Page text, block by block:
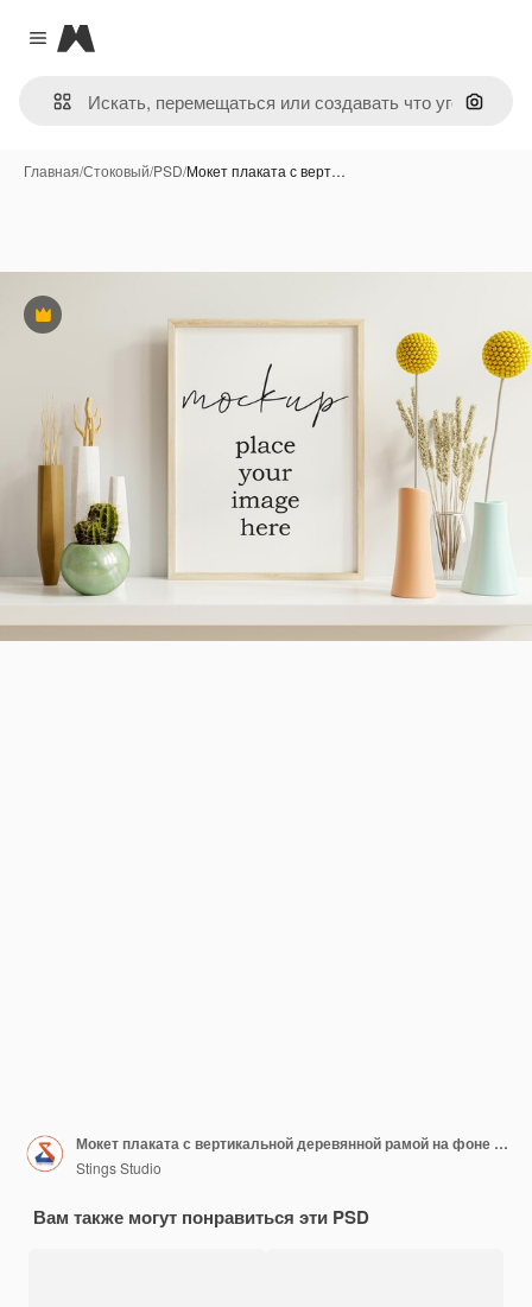
Close menu
Magnific
Поиск
Главная/Стоковый/PSD/Мокет плаката с верт…
Премиум
Мокет плаката с вертикальной деревянной рамой на фоне домашнего интерьера
Stings Studio
Вам также могут понравиться эти PSD